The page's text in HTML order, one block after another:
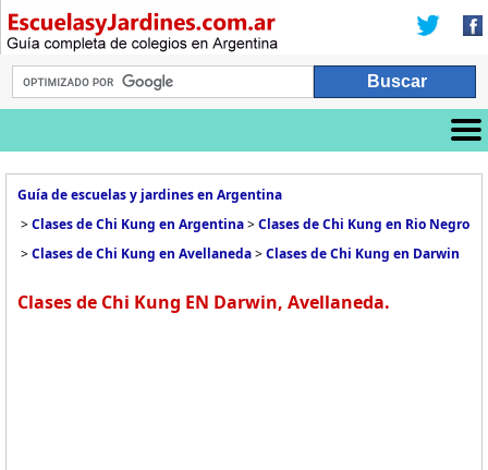
Guía de escuelas y jardines en Argentina
>Clases de Chi Kung en Argentina>Clases de Chi Kung en Rio Negro
>Clases de Chi Kung en Avellaneda>Clases de Chi Kung en Darwin
Clases de Chi Kung EN Darwin, Avellaneda.